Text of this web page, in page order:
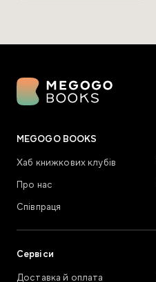
MEGOGO BOOKS
Хаб книжкових клубів
Про нас
Співпраця
Сервіси
Доставка й оплата